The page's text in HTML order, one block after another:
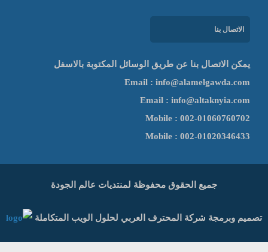
منتدى عربى متخصص فى نشر علوم وتطبيقات الجودة
مستهدفة المبتدئ و المتبحر و المتخصص فى كل
و البيئة و السلامة و الصحة المهنية وغيرها من النظم